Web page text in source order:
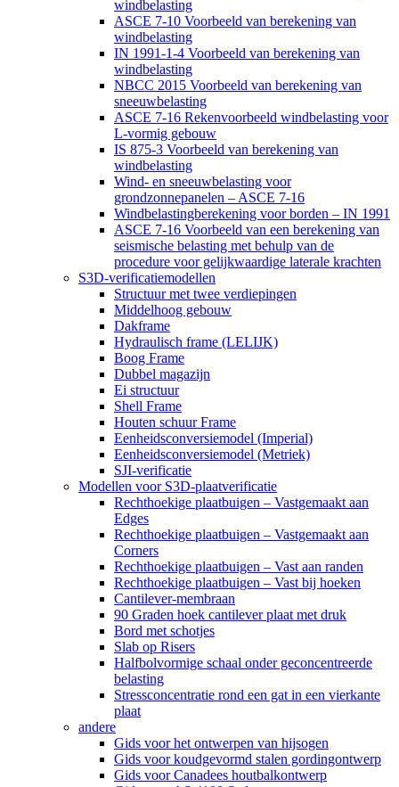
windbelasting
ASCE 7-10 Voorbeeld van berekening van
windbelasting
IN 1991-1-4 Voorbeeld van berekening van
windbelasting
NBCC 2015 Voorbeeld van berekening van
sneeuwbelasting
ASCE 7-16 Rekenvoorbeeld windbelasting voor
L-vormig gebouw
IS 875-3 Voorbeeld van berekening van
windbelasting
Wind- en sneeuwbelasting voor
grondzonnepanelen – ASCE 7-16
Windbelastingberekening voor borden – IN 1991
ASCE 7-16 Voorbeeld van een berekening van
seismische belasting met behulp van de
procedure voor gelijkwaardige laterale krachten
S3D-verificatiemodellen
Structuur met twee verdiepingen
Middelhoog gebouw
Dakframe
Hydraulisch frame (LELIJK)
Boog Frame
Dubbel magazijn
Ei structuur
Shell Frame
Houten schuur Frame
Eenheidsconversiemodel (Imperial)
Eenheidsconversiemodel (Metriek)
SJI-verificatie
Modellen voor S3D-plaatverificatie
Rechthoekige plaatbuigen – Vastgemaakt aan
Edges
Rechthoekige plaatbuigen – Vastgemaakt aan
Corners
Rechthoekige plaatbuigen – Vast aan randen
Rechthoekige plaatbuigen – Vast bij hoeken
Cantilever-membraan
90 Graden hoek cantilever plaat met druk
Bord met schotjes
Slab op Risers
Halfbolvormige schaal onder geconcentreerde
belasting
Stressconcentratie rond een gat in een vierkante
plaat
andere
Gids voor het ontwerpen van hijsogen
Gids voor koudgevormd stalen gordingontwerp
Gids voor Canadees houtbalkontwerp